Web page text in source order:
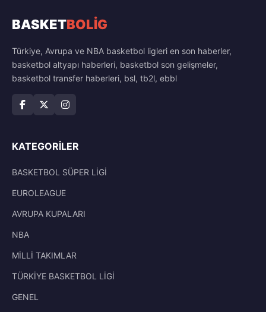
BASKETBOLİG
Türkiye, Avrupa ve NBA basketbol ligleri en son haberler,
basketbol altyapı haberleri, basketbol son gelişmeler,
basketbol transfer haberleri, bsl, tb2l, ebbl
KATEGORILER
BASKETBOL SÜPER LİGİ
EUROLEAGUE
AVRUPA KUPALARI
NBA
MİLLİ TAKIMLAR
TÜRKİYE BASKETBOL LİGİ
GENEL